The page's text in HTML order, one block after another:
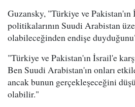
Guzansky, "Türkiye ve Pakistan'ın
politikalarının Suudi Arabistan
olabileceğinden endişe
"Türkiye ve Pakistan'ın İsrail'e
Ben Suudi Arabistan'ın onları
ancak bunun gerçekleşeceğini
olabilir."